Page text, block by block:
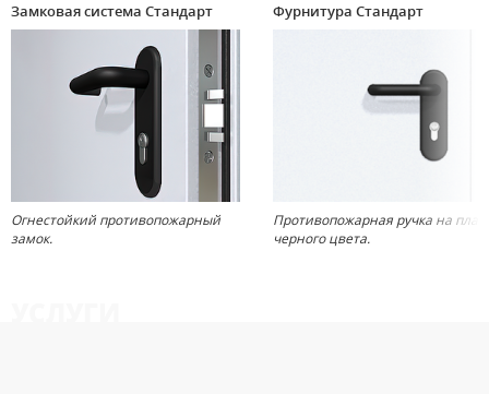
Замковая система Стандарт
Огнестойкий противопожарный
замок.
Фурнитура Стандарт
Противопожарная ручка на
черного цвета.